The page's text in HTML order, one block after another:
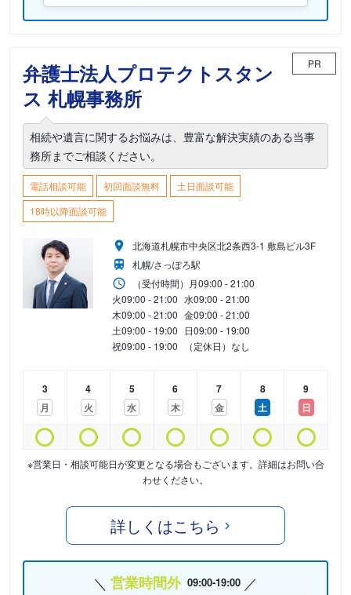
弁護士法人プロテクトスタン
ス 札幌事務所
PR
相続や遺言に関するお悩みは、豊富な解決実績のある当事
務所までご相談ください。
電話相談可能 初回面談無料
土日面談可能
18時以降面談可能
北海道札幌市中央区北2条西3-1 敷島ビル3F
札幌/さっぽろ駅
（受付時間） 月09:00 - 21:00
火09:00 - 21:00 水09:00 - 21:00
木09:00 - 21:00 金09:00 - 21:00
土09:00 - 19:00 日09:00 - 19:00
祝09:00 - 19:00 （定休日）なし
3
月
4
火
5
水
6
木
7
金
8
土
9
日
※営業日・相談可能日が変更となる場合もございます。詳細はお問い合
わせください。
詳しくはこちら
営業時間外 09:00-19:00